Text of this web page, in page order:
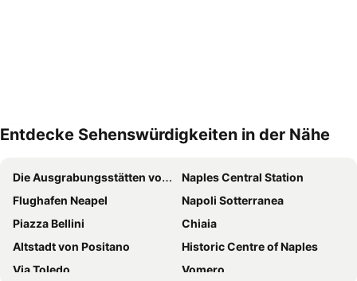
Entdecke Sehenswürdigkeiten in der Nähe
Die Ausgrabungsstätten von Pompeji
Naples Central Station
Flughafen Neapel
Napoli Sotterranea
Piazza Bellini
Chiaia
Altstadt von Positano
Historic Centre of Naples
Via Toledo
Vomero